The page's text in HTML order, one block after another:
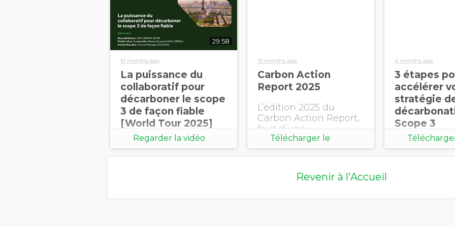
29:58
10 months ago
La puissance du
collaboratif pour
décarboner le scope
3 de façon fiable
[World Tour 2025]
Regarder la vidéo
10 months ago
Carbon Action
Report 2025
L’édition 2025 du
Carbon Action Report,
fruit d’une
collaboration entre
EcoVadis et le Boston
(BCG), démontre
clairement le double
Télécharger le
4 months ago
3 étapes
accélérer
stratégie
Scope 3
Revenir à l'Accueil